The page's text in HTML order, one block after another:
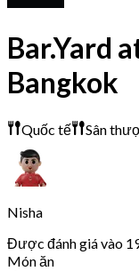
Bar.Yard
Bangkok
Quốc tế Sân
Nisha
Được đánh giá vào
Món ăn